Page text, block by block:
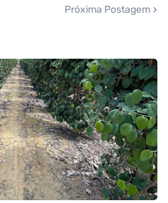
Próxima Postagem